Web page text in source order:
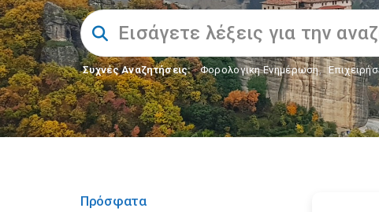
Συχνές Αναζητήσεις: Φορολογικη Ενημέρωση,
Πρόσφατα